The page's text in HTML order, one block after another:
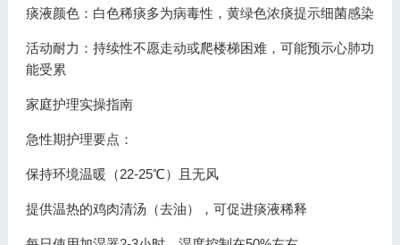
痰液颜色：白色稀痰多为病毒性，黄绿色浓痰提示细菌感染
活动耐力：持续性不愿走动或爬楼梯困难，可能预示心肺功
能受累
家庭护理实操指南
急性期护理要点：
保持环境温暖（22-25℃）且无风
提供温热的鸡肉清汤（去油），可促进痰液稀释